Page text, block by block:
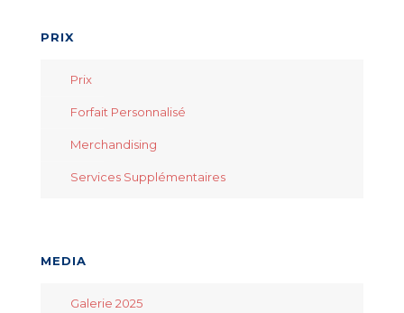
PRIX
Prix
Forfait Personnalisé
Merchandising
Services Supplémentaires
MEDIA
Galerie 2025